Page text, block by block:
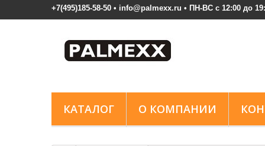
+7(495)185-58-50 • info@palmexx.ru • ПН-ВС с 12:00 до
КАТАЛОГ О КОМПАНИИ